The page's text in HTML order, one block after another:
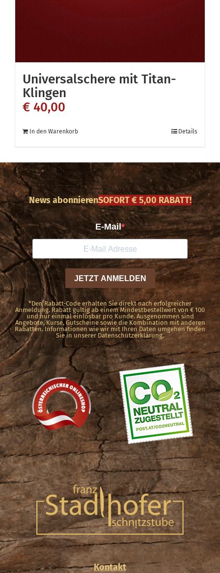
Universalschere mit Titan-
Klingen
€ 40,00
In den Warenkorb Details
News abonnierenSOFORT € 5,00 RABATT!
*Den Rabatt-Code erhalten Sie direkt nach erfolgreicher
Anmeldung. Rabatt gültig ab einem Mindestbestellwert von € 100
und nur einmal einlösbar pro Kunde. Ausgenommen sind
Angebote, Kurse, Gutscheine sowie die Kombination mit anderen
Rabatten. Informationen wie wir mit Ihren Daten umgehen finden
Sie in unserer Datenschutzerklärung.
Kontakt